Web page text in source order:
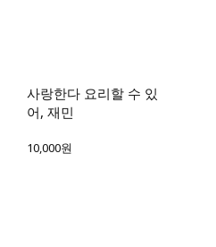
사랑한다 요리할 수 있
어, 재민
10,000원